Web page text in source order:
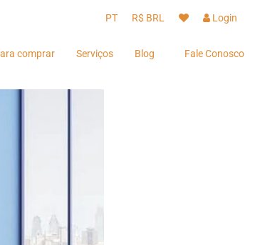
PT R$ BRL Login
comprar Serviços Blog Fale Conosco